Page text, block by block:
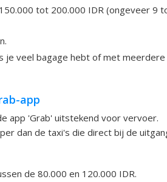
tot 200.000 IDR (ongeveer 9
je veel bagage hebt of met meerdere
app
app 'Grab' uitstekend voor vervoer.
dan de taxi's die direct bij de
de 80.000 en 120.000 IDR.